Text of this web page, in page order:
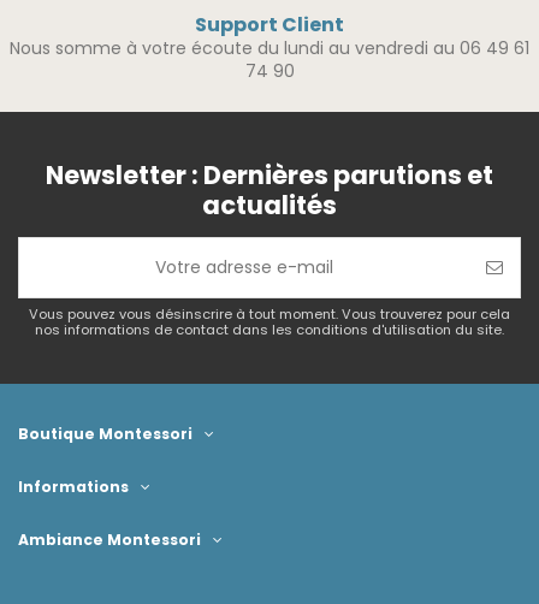
Support Client
Nous somme à votre écoute du lundi au vendredi au 06 49 61
74 90
Newsletter : Dernières parutions et
actualités
Vous pouvez vous désinscrire à tout moment. Vous trouverez pour cela
nos informations de contact dans les conditions d'utilisation du site.
Boutique Montessori
Informations
Ambiance Montessori